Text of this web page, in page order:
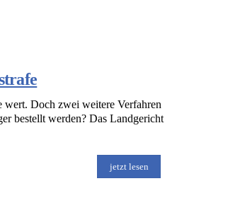
wert. Doch zwei weitere Verfahren
bestellt werden? Das Landgericht
jetzt lesen